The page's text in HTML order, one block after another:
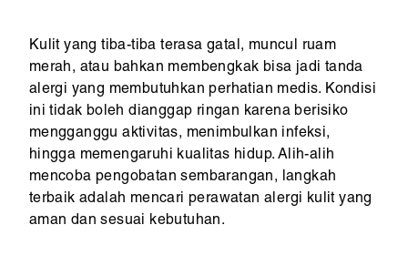
Kulit yang tiba-tiba terasa gatal, muncul ruam
merah, atau bahkan membengkak bisa jadi tanda
alergi yang membutuhkan perhatian medis. Kondisi
ini tidak boleh dianggap ringan karena berisiko
mengganggu aktivitas, menimbulkan infeksi,
hingga memengaruhi kualitas hidup. Alih-alih
mencoba pengobatan sembarangan, langkah
terbaik adalah mencari perawatan alergi kulit yang
aman dan sesuai kebutuhan.